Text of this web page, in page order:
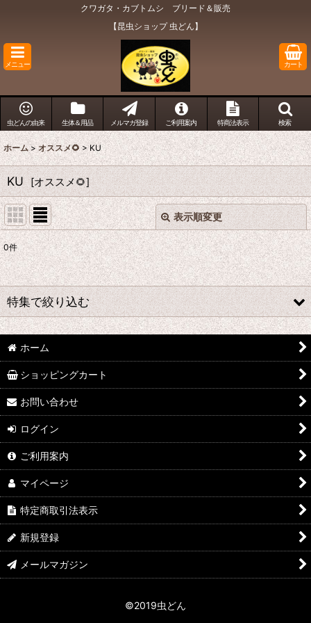
クワガタ・カブトムシ ブリード＆販売
【昆虫ショップ 虫どん】
メニュー カート
虫どんの由来 生体＆用品 メルマガ登録 ご利用案内 特商法表示 検索
ホーム > オススメ🌻 > KU
KU [オススメ🌻]
表示順変更
表示数:
在庫あり
並び順:
閉じる
0件
特集で絞り込む
なみぞう
採集個体
KBファーム
フジコン
植田 K
田畑 Y
中村 T
ホーム
ショッピングカート
お問い合わせ
ログイン
ご利用案内
マイページ
特定商取引法表示
新規登録
メールマガジン
©2019虫どん